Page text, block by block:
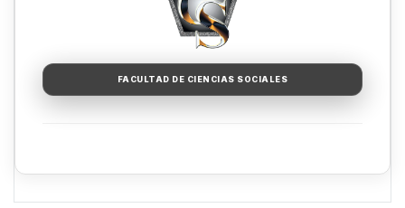
FACULTAD DE CIENCIAS SOCIALES